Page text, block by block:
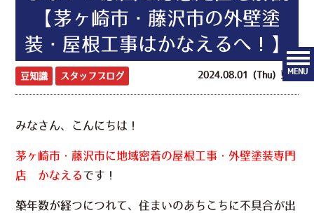
MENU
【茅ヶ崎市・藤沢市の外壁塗
装・屋根工事はかなえるへ！】
豆知識 スタッフブログ 2024.08.01 (Thu) 更新
みなさん、こんにちは！
茅ヶ崎市・藤沢市に地域密着の屋根工事・外壁塗装専門
店 かなえるです！
築年数が経つにつれて、住まいのあちこちに不具合が出